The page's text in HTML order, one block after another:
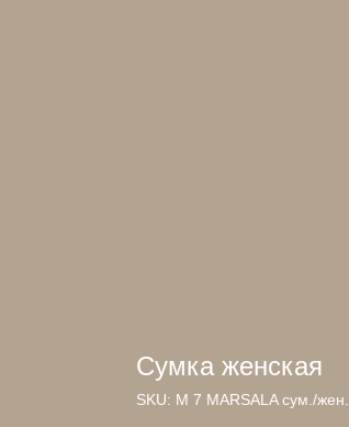
Сумка женская
SKU: М 7 MARSALA сум./жен.